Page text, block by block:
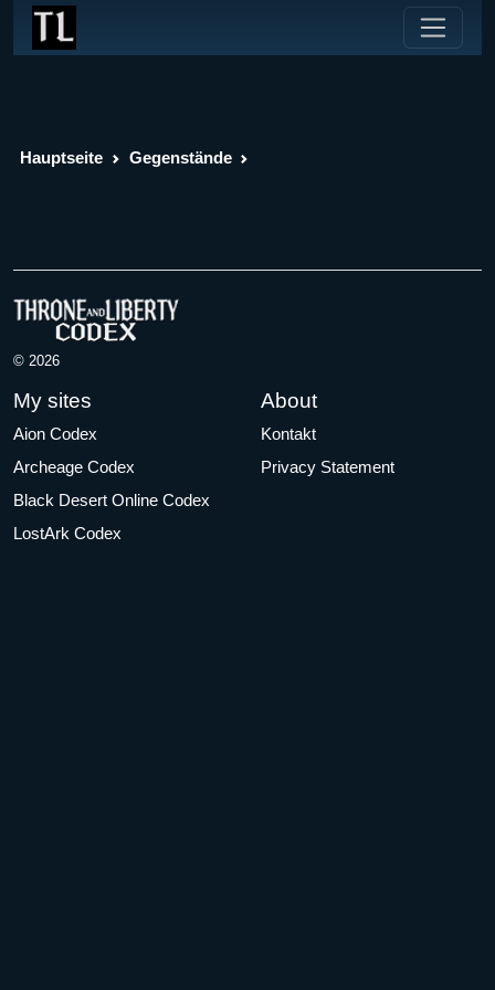
Hauptseite Gegenstände
© 2026
My sites
Aion Codex
Archeage Codex
Black Desert Online Codex
LostArk Codex
About
Kontakt
Privacy Statement